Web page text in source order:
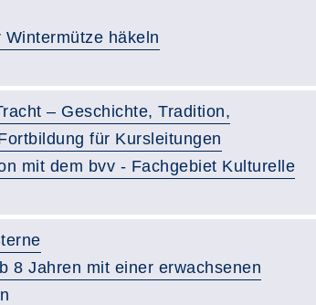
häkeln
– Geschichte, Tradition,
für Kursleitungen
mit dem bvv - Fachgebiet Kulturelle
8 Jahren mit einer erwachsenen